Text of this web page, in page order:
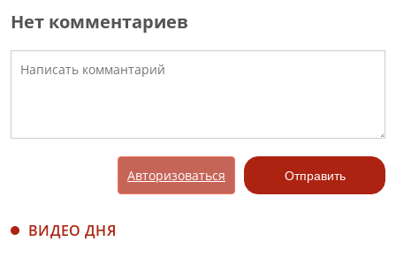
Нет комментариев
Авторизоваться Отправить
ВИДЕО ДНЯ